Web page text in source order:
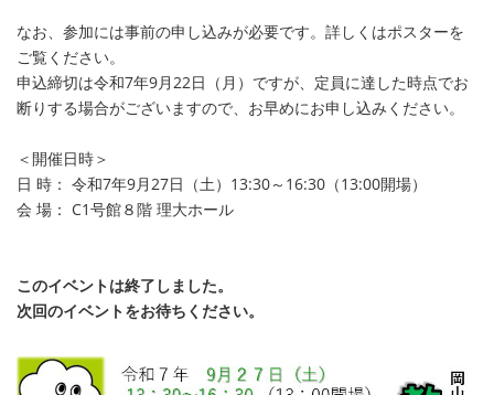
なお、参加には事前の申し込みが必要です。詳しくはポスターを
ご覧ください。
申込締切は令和7年9月22日（月）ですが、定員に達した時点でお
断りする場合がございますので、お早めにお申し込みください。
＜開催日時＞
日 時： 令和7年9月27日（土）13:30～16:30（13:00開場）
会 場： C1号館８階 理大ホール
このイベントは終了しました。
次回のイベントをお待ちください。